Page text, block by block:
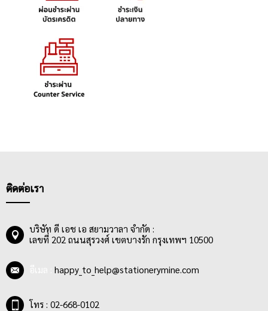
ติดต่อเรา
บริษัท ดี เอช เอ สยามวาลา จำกัด :
เลขที่ 202 ถนนสุรวงศ์ เขตบางรัก กรุงเทพฯ 10500
happy_to_help@stationerymine.com
โทร : 02-668-0102